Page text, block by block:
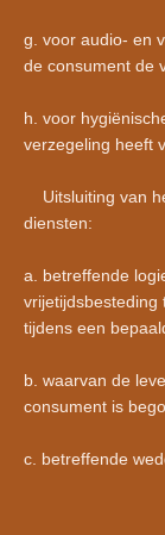
g. voor audio- en
de consument de
h. voor
verzegeling heeft
Uitsluiting van
diensten:
a. betreffende
vrijetijdsbesteding
tijdens een
b. waarvan de
consument is
c. betreffende